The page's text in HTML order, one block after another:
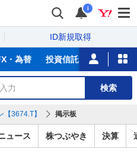
i
ID新規取得
・為替 投資信託 ニュース
検索
3674.T】 掲示板
ュース 株つぶやき 決算